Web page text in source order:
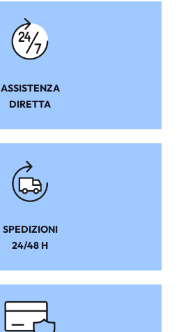
ASSISTENZA
DIRETTA
SPEDIZIONI
24/48 H